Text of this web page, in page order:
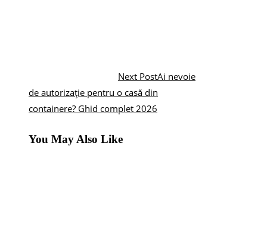
Next PostAi nevoie
de autorizație pentru o casă din
containere? Ghid complet 2026
You May Also Like